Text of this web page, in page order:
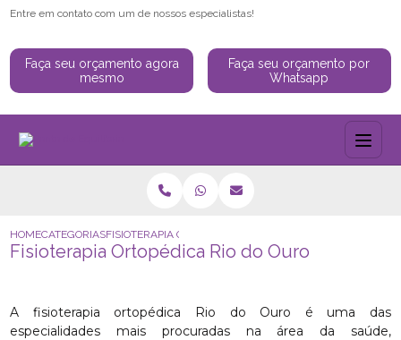
Entre em contato com um de nossos especialistas!
Faça seu orçamento agora
mesmo
Faça seu orçamento por
Whatsapp
HOMECATEGORIASFISIOTERAPIA ORTOPÉDICA RIO DO OURO
Fisioterapia Ortopédica Rio do Ouro
A fisioterapia ortopédica Rio do Ouro é uma das
especialidades mais procuradas na área da saúde,